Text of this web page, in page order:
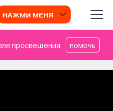
НАЖМИ МЕНЯ
просвещения помочь